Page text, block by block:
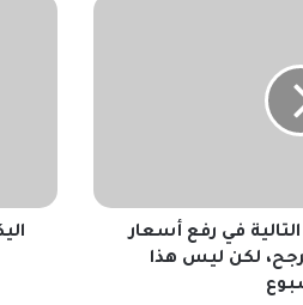
في رفع أسعار
لكن ليس هذا
ا